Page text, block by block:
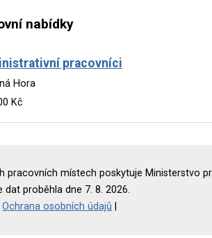
nabídky
pracovníci
Hora
Kč
pracovních místech poskytuje Ministerstvo
dat proběhla dne 7. 8. 2026.
|Ochrana osobních údajů